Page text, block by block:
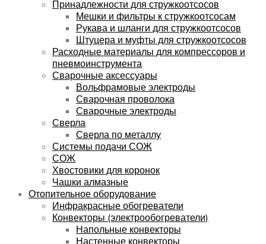
Принадлежности для стружкоотсосов
Мешки и фильтры к стружкоотсосам
Рукава и шланги для стружкоотсосов
Штуцера и муфты для стружкоотсосов
Расходные материалы для компрессоров и
пневмоинструмента
Сварочные аксессуары
Вольфрамовые электроды
Сварочная проволока
Сварочные электроды
Сверла
Сверла по металлу
Системы подачи СОЖ
СОЖ
Хвостовики для коронок
Чашки алмазные
Отопительное оборудование
Инфракрасные обогреватели
Конвекторы (электрообогреватели)
Напольные конвекторы
Настенные конвекторы